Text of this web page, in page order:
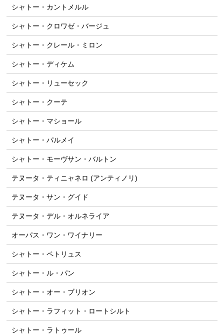
シャトー・カントメルル
シャトー・クロワゼ・バージュ
シャトー・クレール・ミロン
シャトー・ディケム
シャトー・リューセック
シャトー・クーテ
シャトー・マショール
シャトー・パルメイ
シャトー・モーヴサン・バルトン
テヌータ・ティニャネロ (アンティノリ)
テヌータ・サン・グイド
テヌータ・デル・オルネライア
オーパス・ワン・ワイナリー
シャトー・ペトリュス
シャトー・ル・パン
シャトー・オー・ブリオン
シャトー・ラフィット・ロートシルト
シャトー・ラトゥール